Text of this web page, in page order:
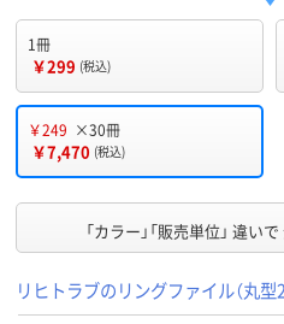
1冊
￥299 (税込)
￥249 ×30冊
￥7,470 (税込)
「カラー」「販売単位」 違い
リヒトラブのリングファイル（丸型